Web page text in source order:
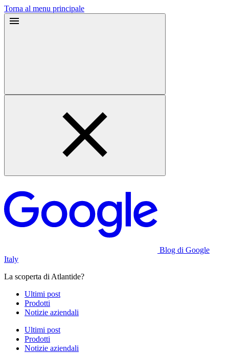
Torna al menu principale
Blog di Google
Italy
La scoperta di Atlantide?
Ultimi post
Prodotti
Notizie aziendali
Ultimi post
Prodotti
Notizie aziendali